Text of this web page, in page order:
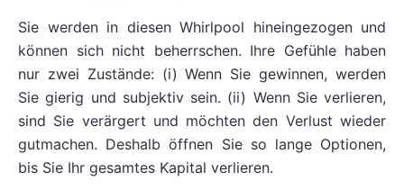
Sie werden in diesen Whirlpool hineingezogen und
können sich nicht beherrschen. Ihre Gefühle haben
nur zwei Zustände: (i) Wenn Sie gewinnen, werden
Sie gierig und subjektiv sein. (ii) Wenn Sie verlieren,
sind Sie verärgert und möchten den Verlust wieder
gutmachen. Deshalb öffnen Sie so lange Optionen,
bis Sie Ihr gesamtes Kapital verlieren.